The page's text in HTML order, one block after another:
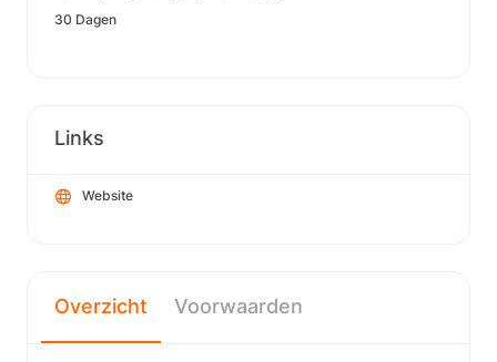
30 Dagen
Links
Website
Overzicht Voorwaarden